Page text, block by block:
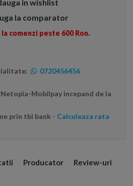
in wishlist
la comparator
comenzi peste 600 Ron.
0720456456
Mobilpay incepand de la
prin tbi bank - Calculeaza rata
Producator Review-uri